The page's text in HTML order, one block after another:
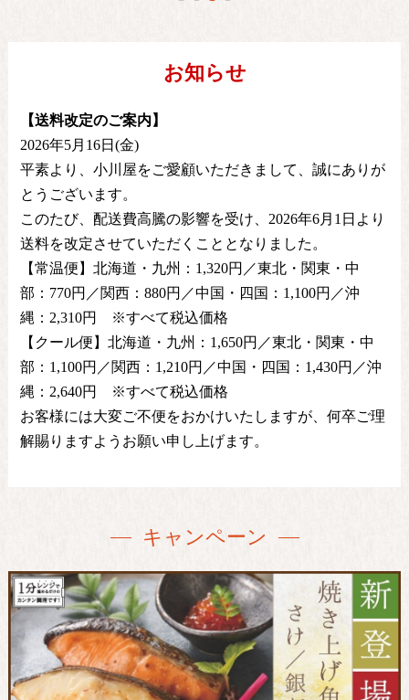
お知らせ
【送料改定のご案内】
2026年5月16日(金)
平素より、小川屋をご愛顧いただきまして、誠にありが
とうございます。
このたび、配送費高騰の影響を受け、2026年6月1日より
送料を改定させていただくこととなりました。
【常温便】北海道・九州：1,320円／東北・関東・中
部：770円／関西：880円／中国・四国：1,100円／沖
縄：2,310円 ※すべて税込価格
【クール便】北海道・九州：1,650円／東北・関東・中
部：1,100円／関西：1,210円／中国・四国：1,430円／沖
縄：2,640円 ※すべて税込価格
お客様には大変ご不便をおかけいたしますが、何卒ご理
解賜りますようお願い申し上げます。
キャンペーン